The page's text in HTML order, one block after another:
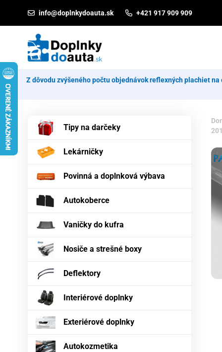
info@doplnkydoauta.sk +421 917 909 909
Z dôvodu zvýšeného počtu objednávok reflexných plachiet
Tipy na darčeky
Lekárničky
Povinná a doplnková výbava
Autokoberce
Vaničky do kufra
Nosiče a strešné boxy
Deflektory
Interiérové doplnky
Exteriérové doplnky
Autokozmetika